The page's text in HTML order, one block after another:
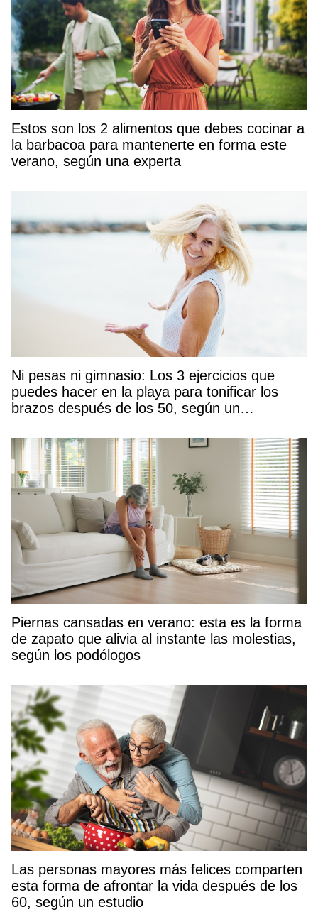
Estos son los 2 alimentos que debes cocinar a
la barbacoa para mantenerte en forma este
verano, según una experta
Ni pesas ni gimnasio: Los 3 ejercicios que
puedes hacer en la playa para tonificar los
brazos después de los 50, según un
Piernas cansadas en verano: esta es la forma
de zapato que alivia al instante las molestias,
según los podólogos
Las personas mayores más felices comparten
esta forma de afrontar la vida después de los
60, según un estudio